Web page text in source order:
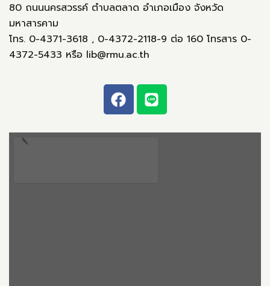
80 ถนนนครสวรรค์ ตำบลตลาด อำเภอเมือง จังหวัด
มหาสารคาม
โทร. 0-4371-3618 , 0-4372-2118-9 ต่อ 160 โทรสาร 0-
4372-5433 หรือ lib@rmu.ac.th